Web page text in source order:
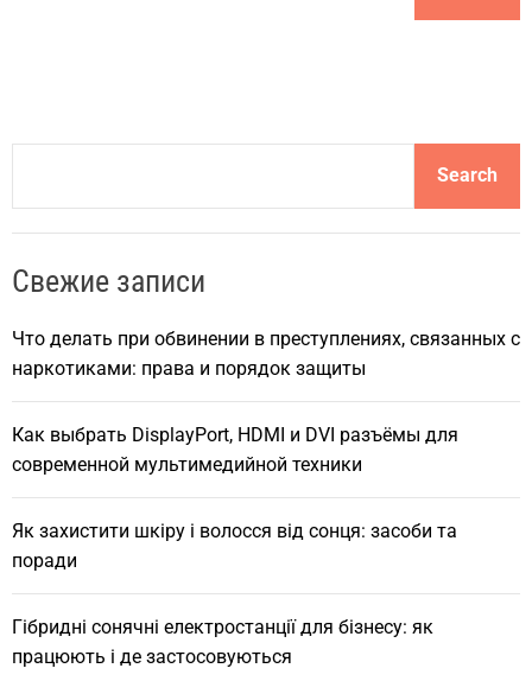
a
c
Search
Свежие записи
Что делать при обвинении в преступлениях, связанных с
наркотиками: права и порядок защиты
Как выбрать DisplayPort, HDMI и DVI разъёмы для
современной мультимедийной техники
Як захистити шкіру і волосся від сонця: засоби та
поради
Гібридні сонячні електростанції для бізнесу: як
працюють і де застосовуються